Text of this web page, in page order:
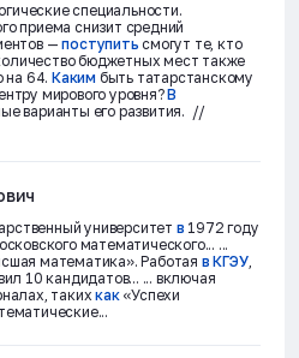
специальности.
приема снизит средний
—поступить смогут те, кто
бюджетных мест также
на 64.Каким быть татарстанскому
мирового уровня?В
варианты его развития. //
университет в 1972 году
математического... ...
математика». Работая в КГЭУ,
10 кандидатов... ... включая
такихкак«Успехи